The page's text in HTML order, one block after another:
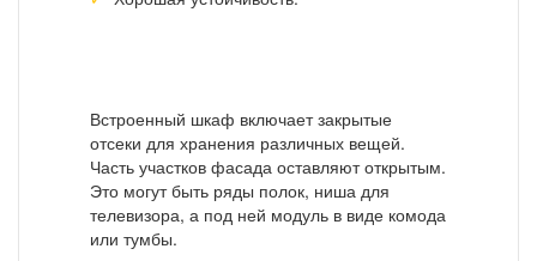
Встроенный шкаф включает закрытые
отсеки для хранения различных вещей.
Часть участков фасада оставляют открытым.
Это могут быть ряды полок, ниша для
телевизора, а под ней модуль в виде комода
или тумбы.